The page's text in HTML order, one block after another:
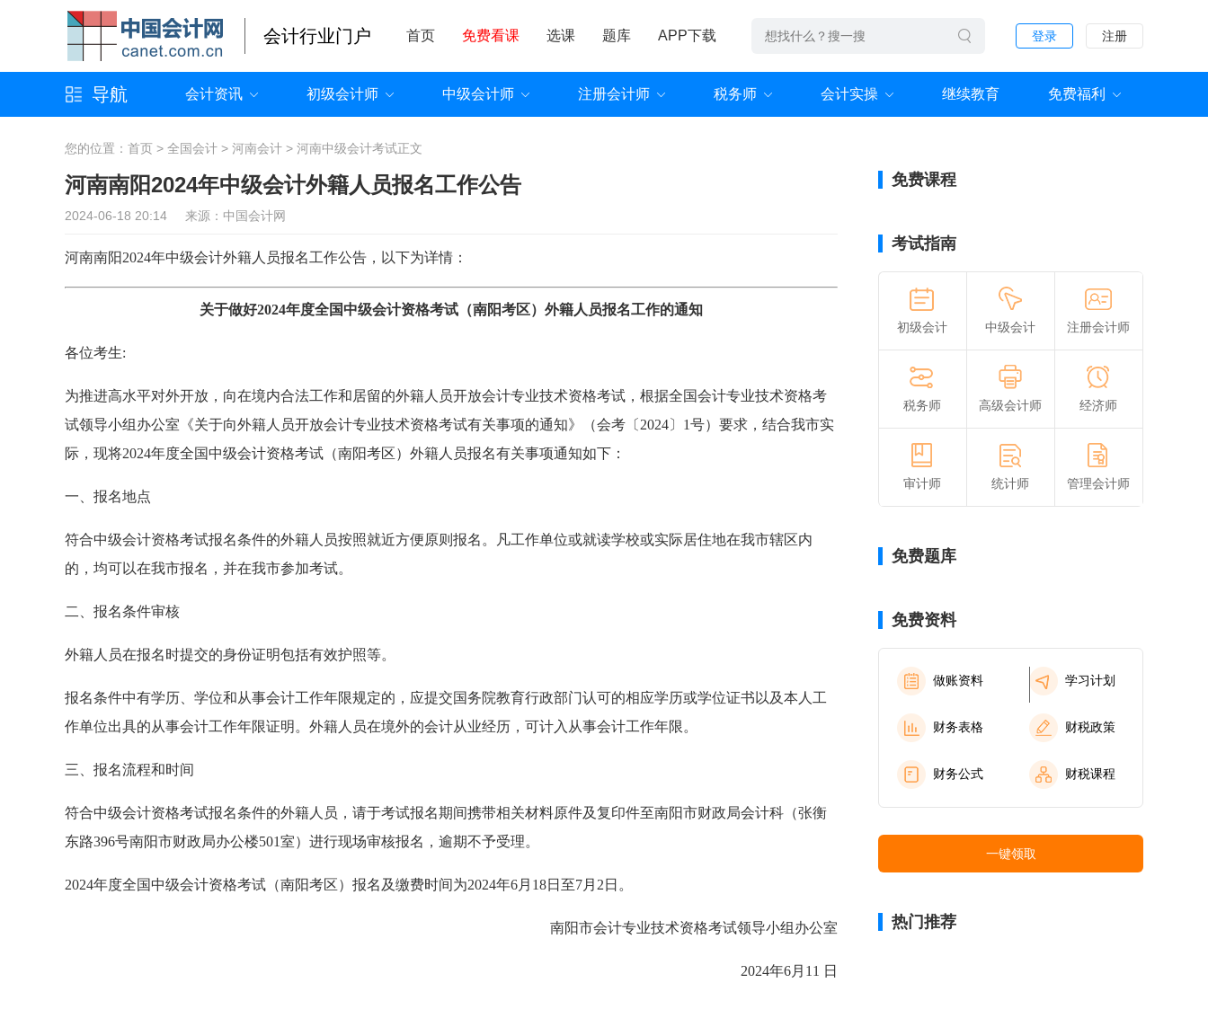
会计行业门户 首页 免费看课 选课 题库 APP下载 登录 注册
导航 会计资讯 初级会计师 中级会计师 注册会计师 税务师 会计实操 继续教育 免费福利
您的位置： 首页 > 全国会计 > 河南会计 > 河南中级会计考试正文
河南南阳2024年中级会计外籍人员报名工作公告
2024-06-18 20:14 来源：中国会计网
河南南阳2024年中级会计外籍人员报名工作公告，以下为详情：
关于做好2024年度全国中级会计资格考试（南阳考区）外籍人员报名工作的通知
各位考生:
为推进高水平对外开放，向在境内合法工作和居留的外籍人员开放会计专业技术资格考试，根据全国会计专业技术资格考
试领导小组办公室《关于向外籍人员开放会计专业技术资格考试有关事项的通知》（会考〔2024〕1号）要求，结合我市实
际，现将2024年度全国中级会计资格考试（南阳考区）外籍人员报名有关事项通知如下：
一、报名地点
符合中级会计资格考试报名条件的外籍人员按照就近方便原则报名。凡工作单位或就读学校或实际居住地在我市辖区内
的，均可以在我市报名，并在我市参加考试。
二、报名条件审核
外籍人员在报名时提交的身份证明包括有效护照等。
报名条件中有学历、学位和从事会计工作年限规定的，应提交国务院教育行政部门认可的相应学历或学位证书以及本人工
作单位出具的从事会计工作年限证明。外籍人员在境外的会计从业经历，可计入从事会计工作年限。
三、报名流程和时间
符合中级会计资格考试报名条件的外籍人员，请于考试报名期间携带相关材料原件及复印件至南阳市财政局会计科（张衡
东路396号南阳市财政局办公楼501室）进行现场审核报名，逾期不予受理。
2024年度全国中级会计资格考试（南阳考区）报名及缴费时间为2024年6月18日至7月2日。
南阳市会计专业技术资格考试领导小组办公室
2024年6月11 日
免费课程
考试指南
初级会计 中级会计 注册会计师
税务师 高级会计师 经济师
审计师 统计师 管理会计师
免费题库
免费资料
做账资料 学习计划
财务表格 财税政策
财务公式 财税课程
一键领取
热门推荐